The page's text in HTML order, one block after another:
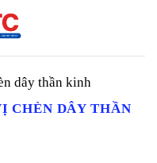
dây thần kinh
CHÈN DÂY THẦN